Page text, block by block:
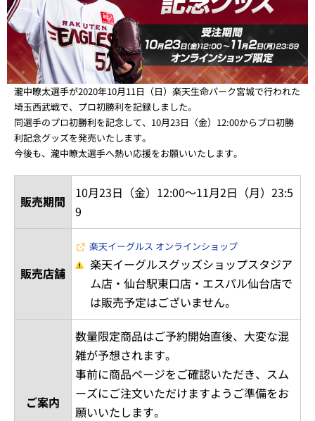
瀧中瞭太選手が2020年10月11日（日）楽天生命パーク宮城で行われた
埼玉西武戦で、プロ初勝利を記録しました。
同選手のプロ初勝利を記念して、10月23日（金）12:00からプロ初勝
利記念グッズを発売いたします。
今後も、瀧中瞭太選手へ熱い応援をお願いいたします。
販売期間
10月23日（金）12:00～11月2日（月）23:5
9
販売店舗
楽天イーグルス オンラインショップ
楽天イーグルスグッズショップスタジア
ム店・仙台駅東口店・エスパル仙台店で
は販売予定はございません。
ご案内
数量限定商品はご予約開始直後、大変な混
雑が予想されます。
事前に商品ページをご確認いただき、スム
ーズにご注文いただけますようご準備をお
願いいたします。